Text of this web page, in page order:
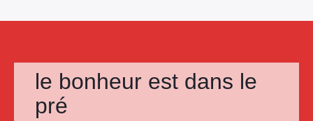
le bonheur est dans le
pré